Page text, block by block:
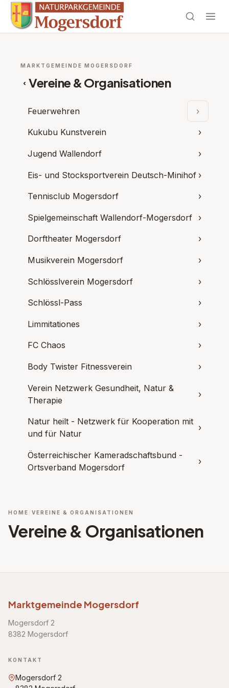
MARKTGEMEINDE MOGERSDORF
‹ Vereine & Organisationen
Feuerwehren ›
Kukubu Kunstverein
›
Jugend Wallendorf ›
Eis- und Stocksportverein Deutsch-Minihof ›
Tennisclub Mogersdorf ›
Spielgemeinschaft Wallendorf-Mogersdorf ›
Dorftheater Mogersdorf ›
Musikverein Mogersdorf ›
Schlösslverein Mogersdorf ›
Schlössl-Pass ›
Limmitationes ›
FC Chaos ›
Body Twister Fitnessverein ›
Verein Netzwerk Gesundheit, Natur &
Therapie
›
Natur heilt - Netzwerk für Kooperation mit
und für Natur
›
Österreichischer Kameradschaftsbund -
Ortsverband Mogersdorf
›
HOME VEREINE & ORGANISATIONEN
Vereine & Organisationen
Marktgemeinde Mogersdorf
Mogersdorf 2
8382 Mogersdorf
KONTAKT
Mogersdorf 2